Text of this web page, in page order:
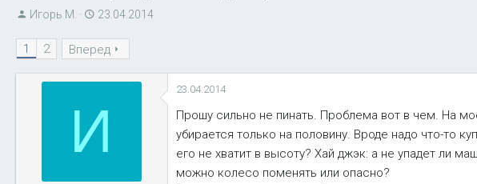
А
Игорь М.
Д
т
н
ч
л
23.04.2014
1 2 Вперед
И
23.04.2014
Прошу сильно не пинать. Проблема вот в чем. На
убирается только на половину. Вроде надо что-то
его не хватит в высоту? Хай джэк: а не упадет ли
можно колесо поменять или опасно?